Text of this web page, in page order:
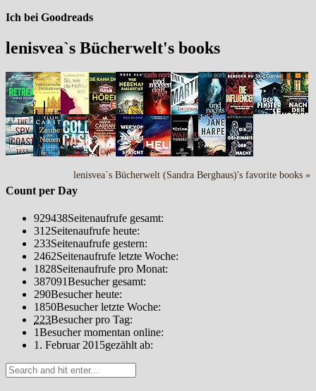
Ich bei Goodreads
lenisvea`s Bücherwelt's books
lenisvea`s Bücherwelt (Sandra Berghaus)'s favorite books »
Count per Day
929438Seitenaufrufe gesamt:
312Seitenaufrufe heute:
233Seitenaufrufe gestern:
2462Seitenaufrufe letzte Woche:
1828Seitenaufrufe pro Monat:
387091Besucher gesamt:
290Besucher heute:
1850Besucher letzte Woche:
223Besucher pro Tag:
1Besucher momentan online:
1. Februar 2015gezählt ab: